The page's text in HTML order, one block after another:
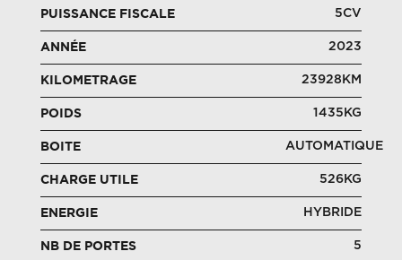
PUISSANCE FISCALE 5CV
ANNÉE 2023
KILOMETRAGE 23928KM
POIDS 1435KG
BOITE AUTOMATIQUE
CHARGE UTILE 526KG
ENERGIE HYBRIDE
NB DE PORTES 5